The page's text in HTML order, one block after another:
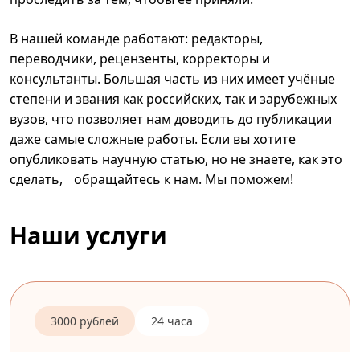
В нашей команде работают: редакторы,
переводчики, рецензенты, корректоры и
консультанты. Большая часть из них имеет учёные
степени и звания как российских, так и зарубежных
вузов, что позволяет нам доводить до публикации
даже самые сложные работы. Если вы хотите
опубликовать научную статью, но не знаете, как это
сделать, обращайтесь к нам. Мы поможем!
Наши услуги
3000 рублей 24 часа